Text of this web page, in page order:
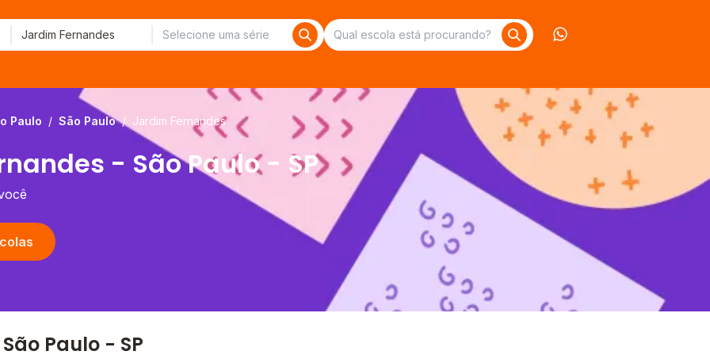
Paulo / São Paulo / Jardim Fernandes
- São Paulo - SP
Paulo - SP